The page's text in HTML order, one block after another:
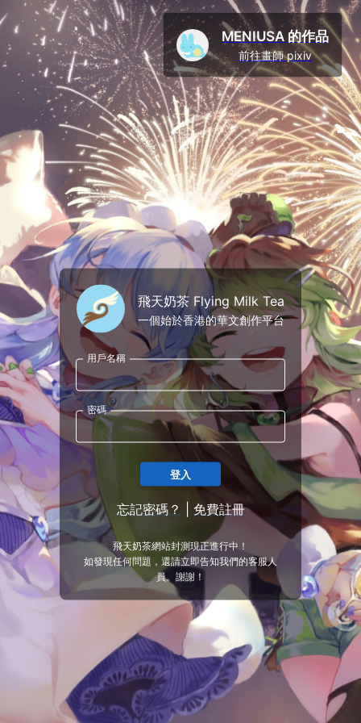
飛天奶茶 Flying Milk Tea
一個始於香港的華文創作平台
用戶名稱
密碼
登入
忘記密碼？ 免費註冊
飛天奶茶網站封測現正進行中！
如發現任何問題，還請立即告知我們的客服人
員。謝謝！
MENIUSA 的作品
前往畫師 pixiv